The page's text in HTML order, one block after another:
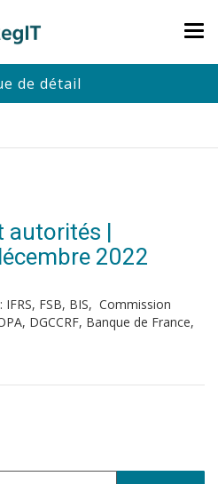
de détail
autorités |
2022
FSB, BIS, Commission
DGCCRF, Banque de France,